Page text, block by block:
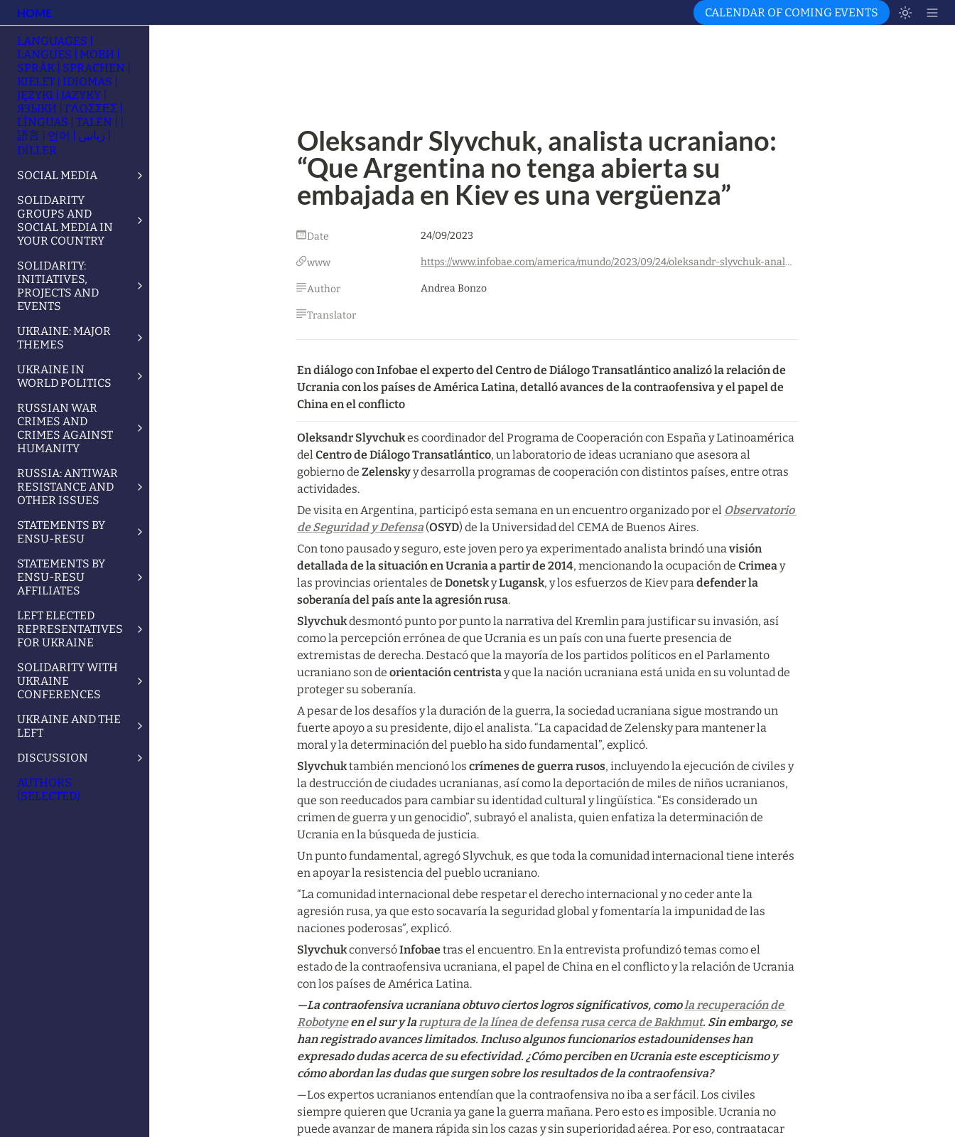
HOME CALENDAR OF COMING EVENTS
LANGUAGES |
LANGUES | МОВИ |
SPRÅK | SPRACHEN |
KIELET | IDIOMAS |
JĘZYKI | JAZYKY |
ЯЗЫКИ | ΓΛΩΣΣΕΣ |
LÍNGUAS | TALEN | |
語言 | 언어 | زبانیں |
DİLLER
SOCIAL MEDIA
SOLIDARITY
GROUPS AND
SOCIAL MEDIA IN
YOUR COUNTRY
SOLIDARITY:
INITIATIVES,
PROJECTS AND
EVENTS
UKRAINE: MAJOR
THEMES
UKRAINE IN
WORLD POLITICS
RUSSIAN WAR
CRIMES AND
CRIMES AGAINST
HUMANITY
RUSSIA: ANTIWAR
RESISTANCE AND
OTHER ISSUES
STATEMENTS BY
ENSU-RESU
STATEMENTS BY
ENSU-RESU
AFFILIATES
LEFT ELECTED
REPRESENTATIVES
FOR UKRAINE
SOLIDARITY WITH
UKRAINE
CONFERENCES
UKRAINE AND THE
LEFT
DISCUSSION
AUTHORS
(SELECTED)
Oleksandr Slyvchuk, analista ucraniano:
“Que Argentina no tenga abierta su
embajada en Kiev es una vergüenza”
Date 24/09/2023
www https://www.infobae.com/america/mundo/2023/09/24/oleksandr-slyvchuk-analista-ucraniano-que-argentina-no-tenga-abierta-su-embajada-en-kiev-es-una-verguenza/
Author Andrea Bonzo
Translator
En diálogo con Infobae el experto del Centro de Diálogo Transatlántico analizó la relación de
Ucrania con los países de América Latina, detalló avances de la contraofensiva y el papel de
China en el conflicto
Oleksandr Slyvchuk es coordinador del Programa de Cooperación con España y Latinoamérica
del Centro de Diálogo Transatlántico, un laboratorio de ideas ucraniano que asesora al
gobierno de Zelensky y desarrolla programas de cooperación con distintos países, entre otras
actividades.
De visita en Argentina, participó esta semana en un encuentro organizado por el Observatorio
de Seguridad y Defensa (OSYD) de la Universidad del CEMA de Buenos Aires.
Con tono pausado y seguro, este joven pero ya experimentado analista brindó una visión
detallada de la situación en Ucrania a partir de 2014, mencionando la ocupación de Crimea y
las provincias orientales de Donetsk y Lugansk, y los esfuerzos de Kiev para defender la
soberanía del país ante la agresión rusa.
Slyvchuk desmontó punto por punto la narrativa del Kremlin para justificar su invasión, así
como la percepción errónea de que Ucrania es un país con una fuerte presencia de
extremistas de derecha. Destacó que la mayoría de los partidos políticos en el Parlamento
ucraniano son de orientación centrista y que la nación ucraniana está unida en suvoluntad de
proteger su soberanía.
A pesar de los desafíos y la duración de la guerra, la sociedad ucraniana sigue mostrando un
fuerte apoyo a su presidente, dijo el analista. “La capacidad de Zelensky para mantener la
moral y la determinación del pueblo ha sido fundamental”, explicó.
Slyvchuk también mencionó los crímenes de guerra rusos, incluyendo la ejecución de civiles y
la destrucción de ciudades ucranianas, así como la deportación de miles de niños ucranianos,
que son reeducados para cambiar su identidad cultural y lingüística. “Es considerado un
crimen de guerra y un genocidio”, subrayó el analista, quien enfatiza la determinación de
Ucrania en la búsqueda de justicia.
Un punto fundamental, agregó Slyvchuk, es que toda la comunidad internacional tiene interés
en apoyar la resistencia del pueblo ucraniano.
“La comunidad internacional debe respetar el derecho internacional y no ceder ante la
agresión rusa, ya que esto socavaría la seguridad global y fomentaría la impunidad de las
naciones poderosas”, explicó.
Slyvchuk conversó Infobae tras el encuentro. En la entrevista profundizó temas como el
estado de la contraofensiva ucraniana, el papel de China en el conflicto y la relación de Ucrania
con los países de América Latina.
—La contraofensiva ucraniana obtuvo ciertos logros significativos, como la recuperación de
Robotyne en el sur y la ruptura de la línea de defensa rusa cerca de Bakhmut. Sin embargo, se
han registrado avances limitados. Incluso algunos funcionarios estadounidenses han
expresado dudas acerca de su efectividad. ¿Cómo perciben en Ucrania este escepticismo y
cómo abordan las dudas que surgen sobre los resultados de la contraofensiva?
—Los expertos ucranianos entendían que la contraofensiva no iba a ser fácil. Los civiles
siempre quieren que Ucrania ya gane la guerra mañana. Pero esto es imposible. Ucrania no
puede avanzar de manera rápida sin los cazas y sin superioridad aérea. Por eso, contraatacar